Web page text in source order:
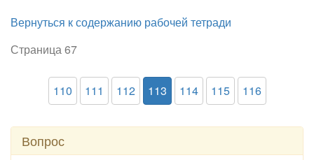
Вернуться к содержанию рабочей тетради
Страница 67
110 111 112 113 114 115 116
Вопрос